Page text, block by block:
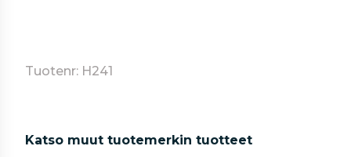
Tuotenr: H241
Katso muut tuotemerkin tuotteet